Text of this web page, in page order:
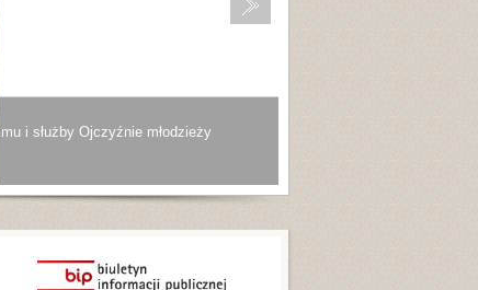
i służby Ojczyźnie młodzieży